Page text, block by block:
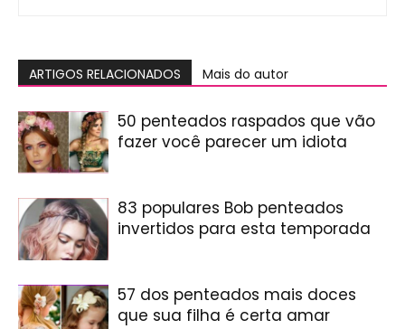
ARTIGOS RELACIONADOS Mais do autor
50 penteados raspados que vão
fazer você parecer um idiota
83 populares Bob penteados
invertidos para esta temporada
57 dos penteados mais doces
que sua filha é certa amar